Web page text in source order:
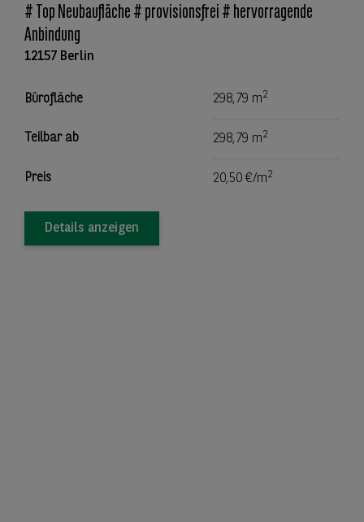
# Top Neubaufläche # provisionsfrei # hervorragende
Anbindung
12157 Berlin
Bürofläche 298,79 m2
Teilbar ab 298,79 m2
Preis 20,50 €/m2
Details anzeigen